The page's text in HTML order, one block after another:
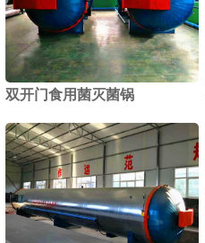
1
双开门食用菌灭菌锅